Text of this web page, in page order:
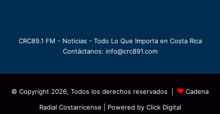
CRC89.1 FM - Noticias - Todo Lo Que Importa en Costa Rica
Contáctanos: info@crc891.com
© Copyright 2026, Todos los derechos reservados |
Cadena
Radial Costarricense | Powered by Click Digital